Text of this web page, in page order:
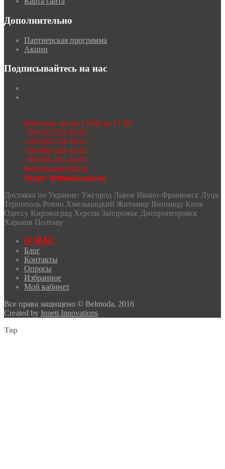
Дополнительно
Партнерская программа
Акции
Подписывайтесь на нас
Работаем: пн-пт с 9:00 до 17:30
+38-033-525-35-92
+38-050-743-10-61
+38-096-438-14-43
+38-063-321-10-85
belmodaua@mail.ru
Skype: belmoda.com.ua
Доставка по Украине: Ужгород Львов Ивано-Франковск Луцк
Тернополь Ровно Хмельницкий Житомир Винницу Киев
Одессу Кировоград Херсон Запорожье Днепропетровск
Харьков Полтаву
О НАС
Блог
Контакты
Опросы
Избранное
Мой кабинет
Все права защищено © Belmoda, 2016
Created by Inneti Innovations
Top